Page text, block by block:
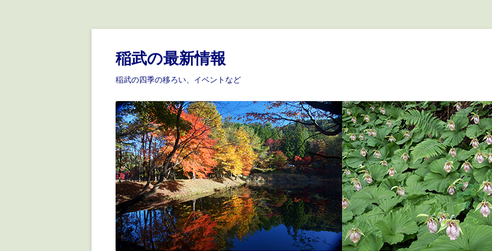
稲武の最新情報
稲武の四季の移ろい、イベントなど